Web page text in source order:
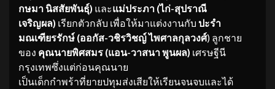
กษมา นิสสัยพันธุ์) และแม่ประภา (ไก่-สุปราณี
เจริญผล) เรียกตัวกลับ เพื่อให้มาแต่งงานกับ ปะรำ
มณเฑียรรักษ์ (ออกัส-วชิรวิชญ์ ไพศาลกุลวงศ์) ลูกชาย
ของ คุณนายพิศสมร (แอน-วาสนา พูนผล) เศรษฐีนี
กรุงเทพซึ่งแต่ก่อนคุณนาย
เป็นเด็กกำพร้าที่ยายปทุมส่งเสียให้เรียนจนจบและได้